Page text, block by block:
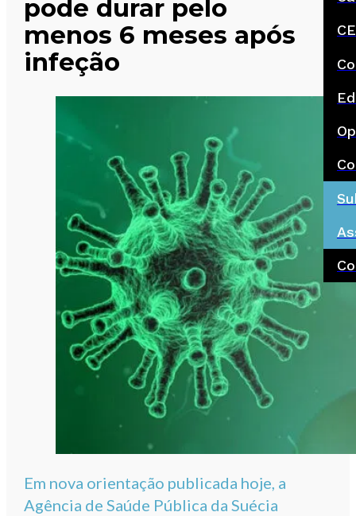
pode durar pelo
menos 6 meses após
infeção
Em nova orientação publicada hoje, a
Agência de Saúde Pública da Suécia